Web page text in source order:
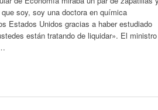
soy, soy una doctora en química
Estados Unidos gracias a haber estudiado
están tratando de liquidar». El ministro